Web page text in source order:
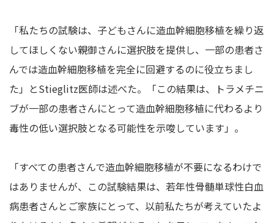
「私たちの試験は、子どもさんに造血幹細胞移植を繰り返
してほしくない親御さんに選択肢を提供し、一部の患者さ
んでは造血幹細胞移植を完全に回避するのに役立ちまし
た」とStieglitz医師は述べた。「この結果は、トラメチニ
ブが一部の患者さんにとって造血幹細胞移植に代わるより
毒性の低い選択肢となる可能性を示唆しています」。
「すべての患者さんで造血幹細胞移植が不要になるわけで
はありませんが、この試験結果は、若年性骨髄単球性白血
病患者さんとご家族にとって、以前私たちが考えていたよ